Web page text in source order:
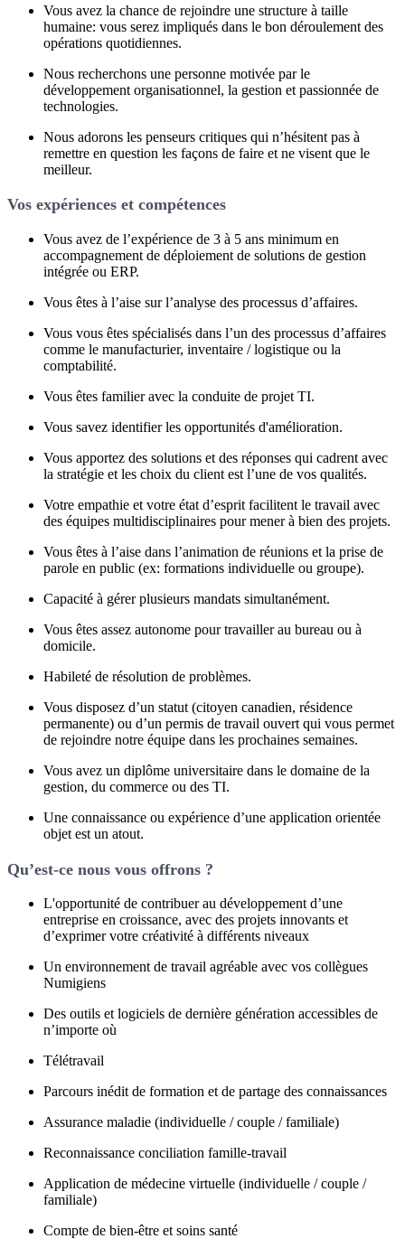
Vous avez la chance de rejoindre une structure à taille
humaine: vous serez impliqués dans le bon déroulement des
opérations quotidiennes.
Nous recherchons une personne motivée par le
développement organisationnel, la gestion et passionnée de
technologies.
Nous adorons les penseurs critiques qui n’hésitent pas à
remettre en question les façons de faire et ne visent que le
meilleur.
Vos expériences et compétences
Vous avez de l’expérience de 3 à 5 ans minimum en
accompagnement de déploiement de solutions de gestion
intégrée ou ERP.
Vous êtes à l’aise sur l’analyse des processus d’affaires.
Vous vous êtes spécialisés dans l’un des processus d’affaires
comme le manufacturier, inventaire / logistique ou la
comptabilité.
Vous êtes familier avec la conduite de projet TI.
Vous savez identifier les opportunités d'amélioration.
Vous apportez des solutions et des réponses qui cadrent avec
la stratégie et les choix du client est l’une de vos qualités.
Votre empathie et votre état d’esprit facilitent le travail avec
des équipes multidisciplinaires pour mener à bien des projets.
Vous êtes à l’aise dans l’animation de réunions et la prise de
parole en public (ex: formations individuelle ou groupe).
Capacité à gérer plusieurs mandats simultanément.
Vous êtes assez autonome pour travailler au bureau ou à
domicile.
Habileté de résolution de problèmes.
Vous disposez d’un statut (citoyen canadien, résidence
permanente) ou d’un permis de travail ouvert qui vous permet
de rejoindre notre équipe dans les prochaines semaines.
Vous avez un diplôme universitaire dans le domaine de la
gestion, du commerce ou des TI.
Une connaissance ou expérience d’une application orientée
objet est un atout.
Qu’est-ce nous vous offrons ?
L'opportunité de contribuer au développement d’une
entreprise en croissance, avec des projets innovants et
d’exprimer votre créativité à différents niveaux
Un environnement de travail agréable avec vos collègues
Numigiens
Des outils et logiciels de dernière génération accessibles de
n’importe où
Télétravail
Parcours inédit de formation et de partage des connaissances
Assurance maladie (individuelle / couple / familiale)
Reconnaissance conciliation famille-travail
Application de médecine virtuelle (individuelle / couple /
familiale)
Compte de bien-être et soins santé